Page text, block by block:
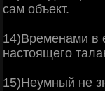
сам объект.
14)Временами в
настоящего
15)Неумный не